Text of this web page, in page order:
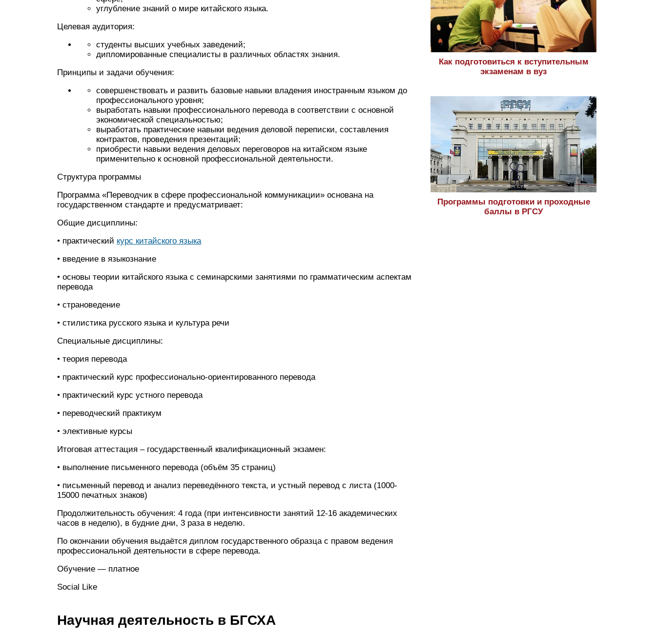
углубление знаний о мире китайского языка.
Целевая аудитория:
студенты высших учебных заведений;
дипломированные специалисты в различных областях знания.
Принципы и задачи обучения:
совершенствовать и развить базовые навыки владения иностранным языком до
профессионального уровня;
выработать навыки профессионального перевода в соответствии с основной
экономической специальностью;
выработать практические навыки ведения деловой переписки, составления
контрактов, проведения презентаций;
приобрести навыки ведения деловых переговоров на китайском языке
применительно к основной профессиональной деятельности.
Структура программы
Программа «Переводчик в сфере профессиональной коммуникации» основана на
государственном стандарте и предусматривает:
Общие дисциплины:
• практический курс китайского языка
• введение в языкознание
• основы теории китайского языка с семинарскими занятиями по грамматическим аспектам
перевода
• страноведение
• стилистика русского языка и культура речи
Специальные дисциплины:
• теория перевода
• практический курс профессионально-ориентированного перевода
• практический курс устного перевода
• переводческий практикум
• элективные курсы
Итоговая аттестация – государственный квалификационный экзамен:
• выполнение письменного перевода (объём 35 страниц)
• письменный перевод и анализ переведённого текста, и устный перевод с листа (1000-
15000 печатных знаков)
Продолжительность обучения: 4 года (при интенсивности занятий 12-16 академических
часов в неделю), в будние дни, 3 раза в неделю.
По окончании обучения выдаётся диплом государственного образца с правом ведения
профессиональной деятельности в сфере перевода.
Обучение — платное
Social Like
Научная деятельность в БГСХА
Как подготовиться к вступительным
экзаменам в вуз
Программы подготовки и проходные
баллы в РГСУ